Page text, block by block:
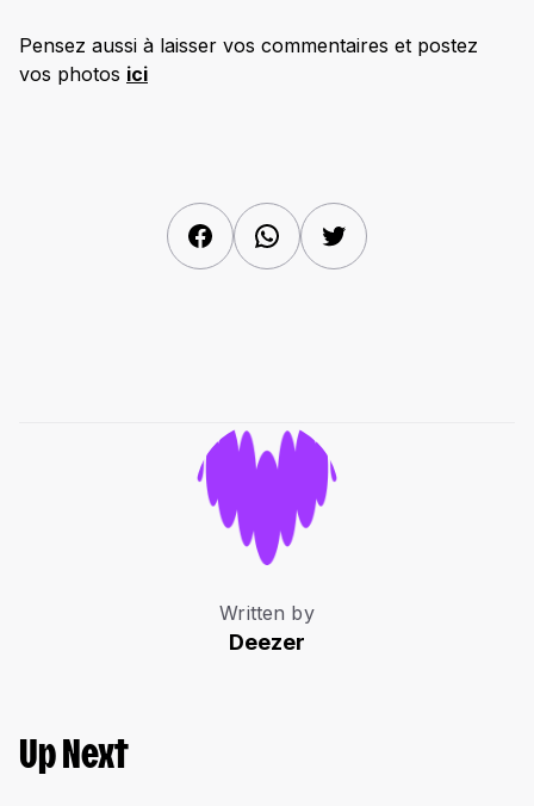
Pensez aussi à laisser vos commentaires et postez
vos photos ici
FacebookWhatsAppTwitter
Written by
Deezer
Up Next